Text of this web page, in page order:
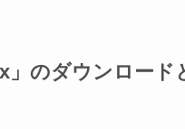
」のダウンロード